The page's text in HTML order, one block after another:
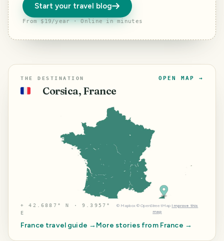
Start your travel blog
From $19/year · Online in minutes
THE DESTINATION
🇫🇷 Corsica, France
OPEN MAP →
⌖42.6887° N · 9.3957°
E
© Mapbox © OpenStreetMap Improve this
map
France travel guide → More stories from France →